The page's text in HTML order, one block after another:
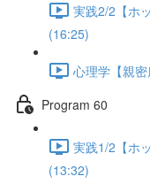
実践2/2【ホ
(16:25)
心理学【親
Program 60
実践1/2【ホ
(13:32)